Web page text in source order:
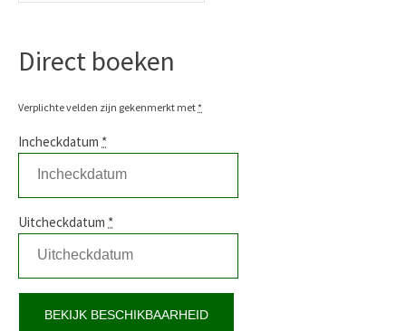
Direct boeken
Verplichte velden zijn gekenmerkt met*
Incheckdatum *
Uitcheckdatum *